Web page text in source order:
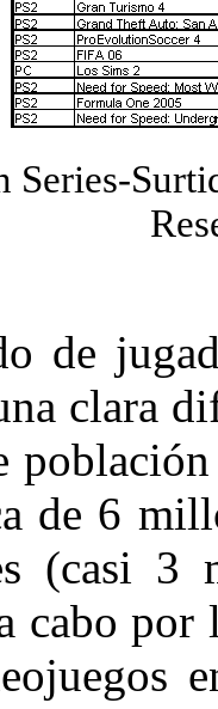
Series-
de
clara
de 6
(casi 3
cabo